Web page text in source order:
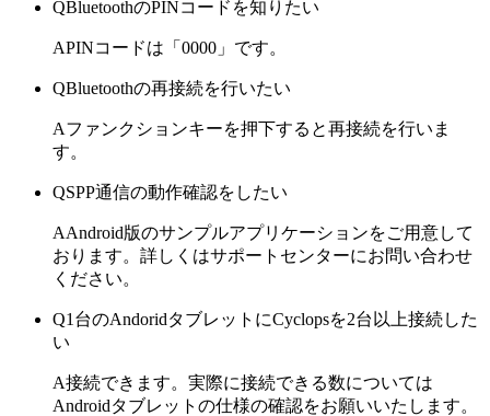
QBluetoothのPINコードを知りたい
APINコードは「0000」です。
QBluetoothの再接続を行いたい
Aファンクションキーを押下すると再接続を行いま
す。
QSPP通信の動作確認をしたい
AAndroid版のサンプルアプリケーションをご用意して
おります。詳しくはサポートセンターにお問い合わせ
ください。
Q1台のAndoridタブレットにCyclopsを2台以上接続した
い
A接続できます。実際に接続できる数については
Androidタブレットの仕様の確認をお願いいたします。